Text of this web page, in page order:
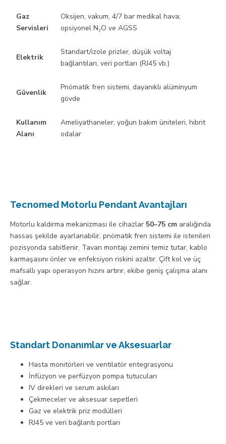
Gaz
Servisleri
Oksijen, vakum, 4/7 bar medikal hava;
opsiyonel N₂O ve AGSS
Elektrik
Standart/izole prizler, düşük voltaj
bağlantıları, veri portları (RJ45 vb.)
Güvenlik
Pnömatik fren sistemi, dayanıklı alüminyum
gövde
Kullanım
Alanı
Ameliyathaneler, yoğun bakım üniteleri, hibrit
odalar
Tecnomed Motorlu Pendant Avantajları
Motorlu kaldırma mekanizması ile cihazlar 50–75 cm aralığında
hassas şekilde ayarlanabilir, pnömatik fren sistemi ile istenilen
pozisyonda sabitlenir. Tavan montajı zemini temiz tutar, kablo
karmaşasını önler ve enfeksiyon riskini azaltır. Çift kol ve üç
mafsallı yapı operasyon hızını artırır, ekibe geniş çalışma alanı
sağlar.
Standart Donanımlar ve Aksesuarlar
Hasta monitörleri ve ventilatör entegrasyonu
İnfüzyon ve perfüzyon pompa tutucuları
IV direkleri ve serum askıları
Çekmeceler ve aksesuar sepetleri
Gaz ve elektrik priz modülleri
RJ45 ve veri bağlantı portları